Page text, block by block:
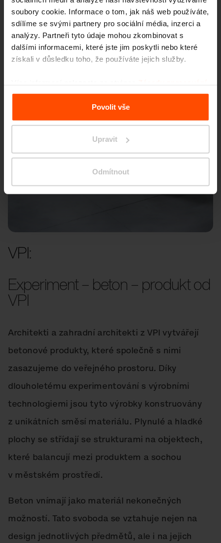
soubory cookie. Informace o tom, jak náš web používáte,
sdílíme se svými partnery pro sociální média, inzerci a
analýzy. Partneři tyto údaje mohou zkombinovat s
dalšími informacemi, které jste jim poskytli nebo které
získali v důsledku toho, že používáte jejich služby.
osobních údajů.
Povolit vše
Upravit
Odmítnout
VPI:
Experiment – beton – produkt od
VPI
Architekti a zahradní architekti z VPI vytvářejí
betonové produkty, které společně s nimi
zasazujeme do veřejného prostoru. Díky
dlouholetému experimentování s výrobními
technologiemi jsou tyto výrobky konstruovány
z unikátních směsí materiálu. Plynulé a hladké
plochy se střídají se strukturami na objektech,
které balancují mezi produktem a sochou
v městském prostředí.
Beton vnímají jako materiál nekonečných
možností. Tato svoboda se vztahuje nejen na
design jednotlivých předmětů, ale i na jejich